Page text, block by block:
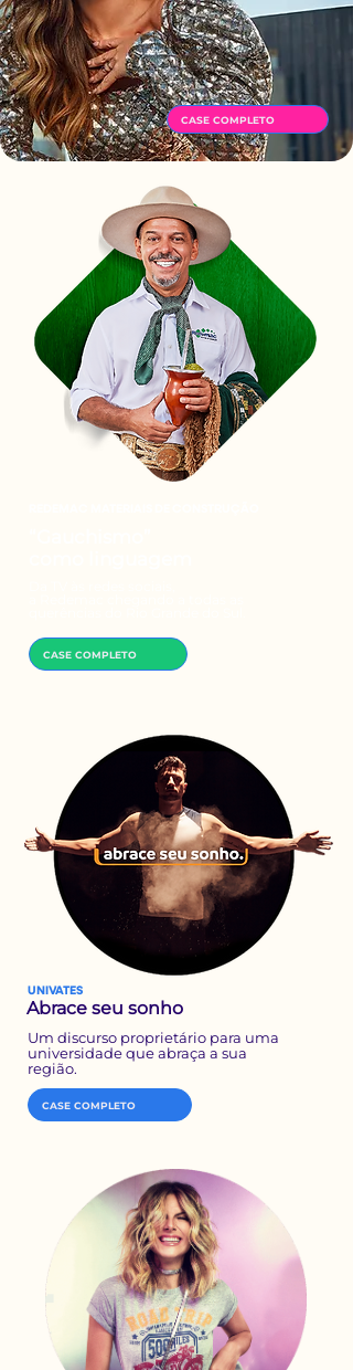
CASE COMPLETO
CASE COMPLETO
UNIVATES
Abrace seu sonho
Um discurso proprietário para uma
universidade queabraça a sua
região.
CASE COMPLETO